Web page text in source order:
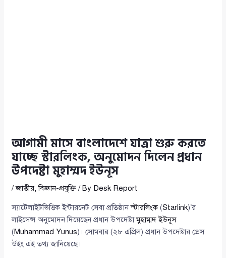
আগামী মাসে বাংলাদেশে যাত্রা শুরু করতে
যাচ্ছে স্টারলিংক, অনুমোদন দিলেন প্রধান
উপদেষ্টা মুহাম্মদ ইউনূস
/জাতীয়,বিজ্ঞান-প্রযুক্তি / By Desk Report
স্যাটেলাইটভিত্তিক ইন্টারনেট সেবা প্রতিষ্ঠানস্টারলিংক(Starlink)’র
লাইসেন্স অনুমোদন দিয়েছেন প্রধান উপদেষ্টামুহাম্মদ ইউনূস
(Muhammad Yunus)। সোমবার (২৮ এপ্রিল) প্রধান উপদেষ্টার প্রেস
উইং এই তথ্য জানিয়েছে।